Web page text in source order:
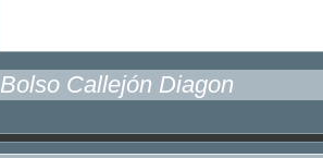
Bolso Callejón Diagon